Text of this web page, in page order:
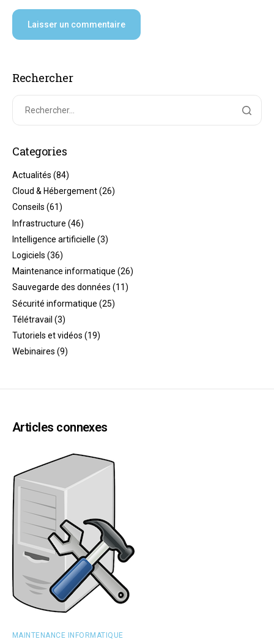
Rechercher
Categories
Actualités (84)
Cloud & Hébergement(26)
Conseils (61)
Infrastructure (46)
Intelligence artificielle (3)
Logiciels (36)
Maintenance informatique (26)
Sauvegarde des données (11)
Sécurité informatique (25)
Télétravail (3)
Tutoriels et vidéos (19)
Webinaires (9)
Articles connexes
MAINTENANCE INFORMATIQUE